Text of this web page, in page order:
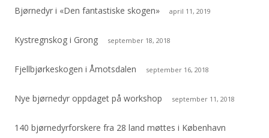
Bjørnedyr i «Den fantastiske skogen» april 11, 2019
Kystregnskog i Grong september 18, 2018
Fjellbjørkeskogen i Åmotsdalen september 16, 2018
Nye bjørnedyr oppdaget på workshop september 11, 2018
140 bjørnedyrforskere fra 28 land møttes i København